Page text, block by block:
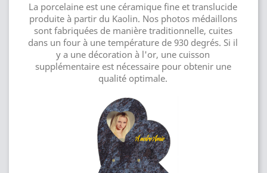
La porcelaine est une céramique fine et translucide
produite à partir du Kaolin. Nos photos médaillons
sont fabriquées de manière traditionnelle, cuites
dans un four à une température de 930 degrés. Si il
y a une décoration à l'or, une cuisson
supplémentaire est nécessaire pour obtenir une
qualité optimale.